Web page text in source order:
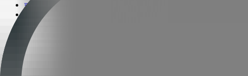
इलेक्ट्रिक ट्रॅक्टर
प्रकारानुसार